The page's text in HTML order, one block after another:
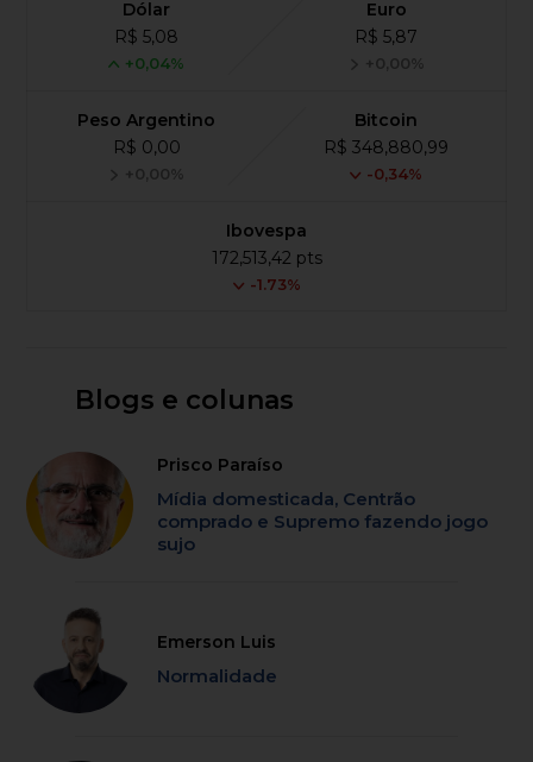
Dólar
R$ 5,08
+0,04%
Euro
R$ 5,87
+0,00%
Peso Argentino
R$ 0,00
+0,00%
Bitcoin
R$ 348,880,99
-0,34%
Ibovespa
172,513,42 pts
-1.73%
Blogs e colunas
Prisco Paraíso
Mídia domesticada, Centrão
comprado e Supremo fazendo jogo
sujo
Emerson Luis
Normalidade